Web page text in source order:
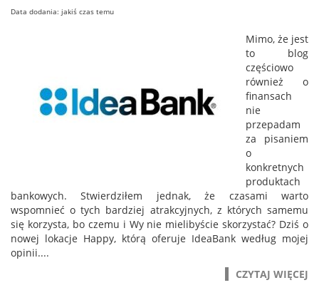
Data dodania: jakiś czas temu
Mimo, że jest
to blog
częściowo
również o
finansach
nie
przepadam
za pisaniem
o
konkretnych
produktach
bankowych. Stwierdziłem jednak, że czasami warto
wspomnieć o tych bardziej atrakcyjnych, z których samemu
się korzysta, bo czemu i Wy nie mielibyście skorzystać? Dziś o
nowej lokacje Happy, którą oferuje IdeaBank według mojej
opinii....
CZYTAJ WIĘCEJ